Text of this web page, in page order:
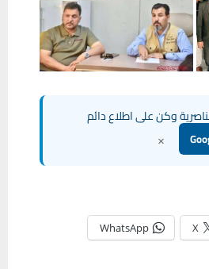
وكن على اطلاع دائم
×
X
WhatsApp